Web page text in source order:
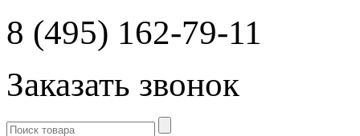
8 (495) 162-79-11
Заказать звонок